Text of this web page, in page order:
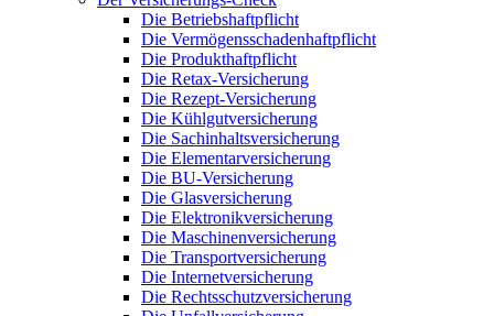
Die Betriebshaftpflicht
Die Vermögensschadenhaftpflicht
Die Produkthaftpflicht
Die Retax-Versicherung
Die Rezept-Versicherung
Die Kühlgutversicherung
Die Sachinhaltsversicherung
Die Elementarversicherung
Die BU-Versicherung
Die Glasversicherung
Die Elektronikversicherung
Die Maschinenversicherung
Die Transportversicherung
Die Internetversicherung
Die Rechtsschutzversicherung